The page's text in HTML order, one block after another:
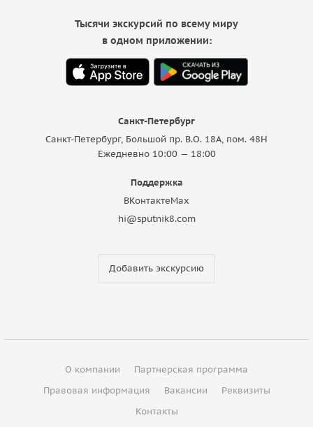
Санкт-Петербург
Санкт-Петербург, Большой пр. В.О. 18A, пом. 48Н
Ежедневно 10:00 — 18:00
Поддержка
ВКонтактеMax
hi@sputnik8.com
Добавить экскурсию
Тысячи экскурсий по всему миру
в одном приложении:
О компании
Партнерская программа
Правовая информация
Вакансии
Реквизиты
Контакты